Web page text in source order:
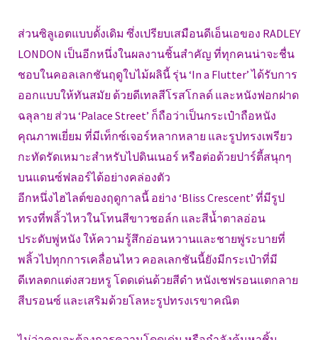
ส่วนซิลูเอตแบบดั้งเดิม ซึ่งเปรียบเสมือนดีเอ็นเอของ RADLEY
LONDON เป็นอีกหนึ่งในผลงานชิ้นสำคัญ ที่ทุกคนน่าจะชื่น
ชอบในคอลเลกชันฤดูใบไม้ผลินี้ รุ่น ‘In a Flutter’ ได้รับการ
ออกแบบให้ทันสมัย ด้วยดีเทลสีโรสโกลด์ และหนังฟอกฝาด
ฉลุลาย ส่วน ‘Palace Street’ ก็ถือว่าเป็นกระเป๋าถือหนัง
คุณภาพเยี่ยม ที่มีเท็กซ์เจอร์หลากหลาย และรูปทรงเพรียว
กะทัดรัดเหมาะสำหรับไปดินเนอร์ หรือต่อด้วยปาร์ตี้สนุกๆ
บนแดนซ์ฟลอร์ได้อย่างคล่องตัว
อีกหนึ่งไฮไลต์ของฤดูกาลนี้ อย่าง ‘Bliss Crescent’ ที่มีรูป
ทรงที่พลิ้วไหวในโทนสีขาวชอล์ก และสีน้ำตาลอ่อน
ประดับพู่หนัง ให้ความรู้สึกอ่อนหวานและชายพู่ระบายที่
พลิ้วไปทุกการเคลื่อนไหว คอลเลกชันนี้ยังมีกระเป๋าที่มี
ดีเทลตกแต่งสวยหรู โดดเด่นด้วยสีดำ หนังเชฟรอนแตกลาย
สีบรอนซ์ และเสริมด้วยโลหะรูปทรงเรขาคณิต